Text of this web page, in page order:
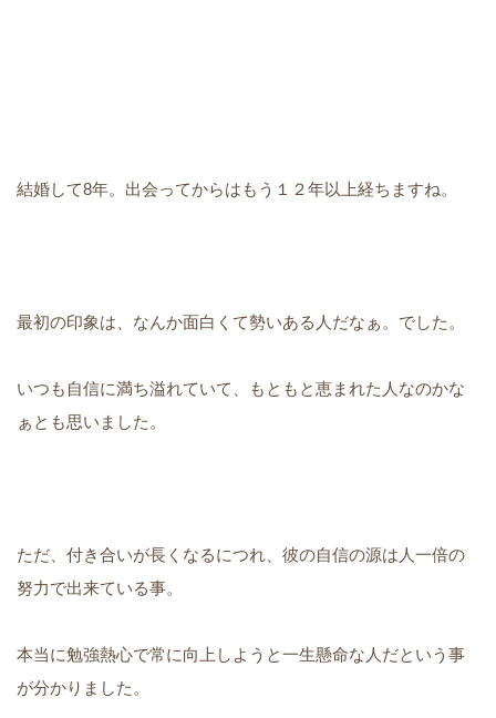
結婚して8年。出会ってからはもう１２年以上経ちますね。
最初の印象は、なんか面白くて勢いある人だなぁ。でした。
いつも自信に満ち溢れていて、もともと恵まれた人なのかな
ぁとも思いました。
ただ、付き合いが長くなるにつれ、彼の自信の源は人一倍の
努力で出来ている事。
本当に勉強熱心で常に向上しようと一生懸命な人だという事
が分かりました。